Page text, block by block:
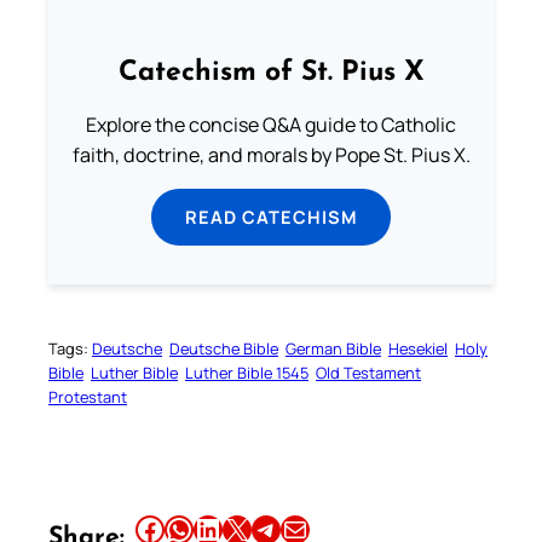
Catechism of St. Pius X
Explore the concise Q&A guide to Catholic
faith, doctrine, and morals by Pope St. Pius X.
READ CATECHISM
Tags: Deutsche Deutsche Bible German Bible Hesekiel Holy
Bible Luther Bible Luther Bible 1545 Old Testament
Protestant
Share this article on Facebook Share this article on WhatsApp Share this article on LinkedIn Share this article on X Share this article on TelegramEmail this Article